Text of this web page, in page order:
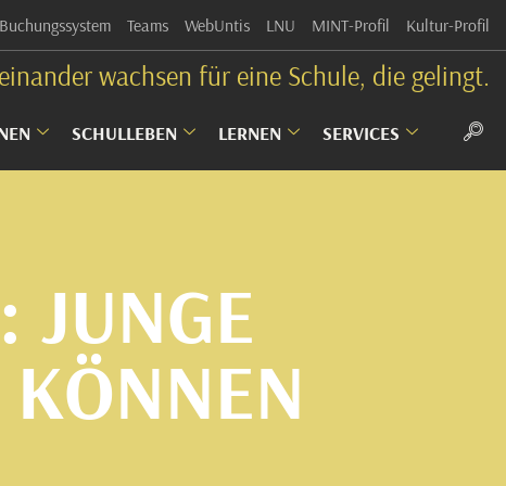
Buchungssystem Teams WebUntis LNU MINT-Profil Kultur-Profil
wachsen für eine Schule, die gelingt.
SCHULLEBEN LERNEN SERVICES
JUNGE